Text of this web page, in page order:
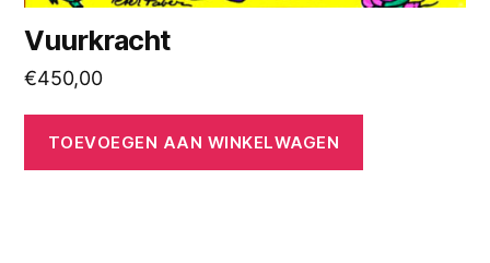
Vuurkracht
€450,00
TOEVOEGEN AAN WINKELWAGEN